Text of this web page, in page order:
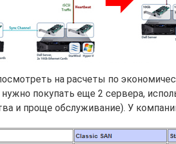
на расчеты по
нужно покупать еще 2 сервера,
и проще обслуживание). У